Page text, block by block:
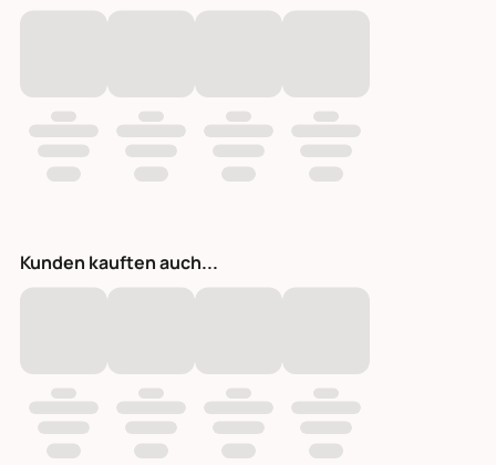
Korb Islim aus Palmenblättern 3er Set schwarz
Kunden kauften auch...